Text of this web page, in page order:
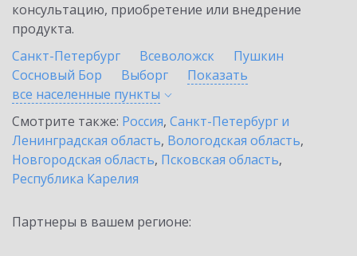
консультацию, приобретение или внедрение
продукта.
Санкт-Петербург
Всеволожск
Пушкин
Сосновый Бор
Выборг
Показать
все населенные пункты
Смотрите также: Россия, Санкт-Петербург и
Ленинградская область, Вологодская область,
Новгородская область, Псковская область,
Республика Карелия
Партнеры в вашем регионе: